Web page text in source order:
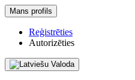
Mans profils
Reģistrēties
Autorizēties
Valoda